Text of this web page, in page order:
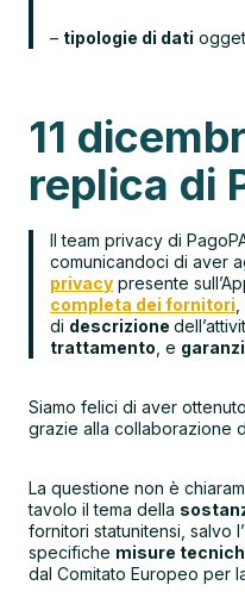
– tipologie di dati
11
replica di
Il team privacy di
comunicandoci di aver
privacy presente
completa dei fornitori
di descrizione
trattamento , e
Siamo felici di aver
grazie alla collaborazione
La questione non è
tavolo il tema della
fornitori statunitensi, salvo
specifiche misure
dal Comitato Europeo per